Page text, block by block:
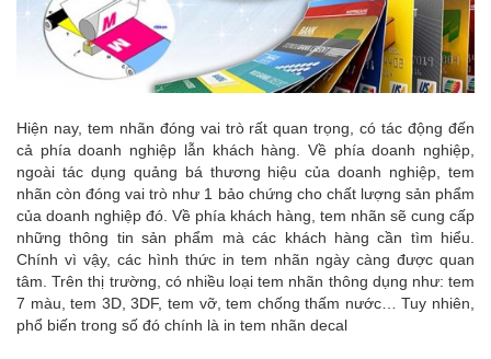
Hiện nay, tem nhãn đóng vai trò rất quan trọng, có tác động đến
cả phía doanh nghiệp lẫn khách hàng. Về phía doanh nghiệp,
ngoài tác dụng quảng bá thương hiệu của doanh nghiệp, tem
nhãn còn đóng vai trò như 1 bảo chứng cho chất lượng sản phẩm
của doanh nghiệp đó. Về phía khách hàng, tem nhãn sẽ cung cấp
những thông tin sản phẩm mà các khách hàng cần tìm hiểu.
Chính vì vậy, các hình thức in tem nhãn ngày càng được quan
tâm. Trên thị trường, có nhiều loại tem nhãn thông dụng như: tem
7 màu, tem 3D, 3DF, tem vỡ, tem chống thấm nước… Tuy nhiên,
phổ biến trong số đó chính là in tem nhãn decal